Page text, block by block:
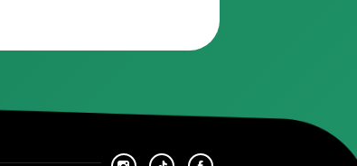
les problèmes d’ELV ?
pas mon ELV ?